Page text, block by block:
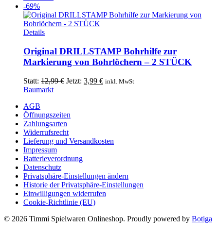
Die
Optionen
können
auf
der
Produktseite
gewählt
werden
-69%
Details
Original DRILLSTAMP Bohrhilfe zur
Markierung von Bohrlöchern – 2 STÜCK
Statt: 12,99€ Ursprünglicher
Jetzt: 3,99 €Aktueller
inkl. MwSt
Baumarkt
AGB
Öffnungszeiten
Zahlungsarten
Widerrufsrecht
Lieferung und Versandkosten
Impressum
Batterieverordnung
Datenschutz
Privatsphäre-Einstellungen ändern
Historie der Privatsphäre-Einstellungen
Einwilligungen widerrufen
Cookie-Richtlinie (EU)
© 2026 Timmi Spielwaren Onlineshop. Proudly powered by Botiga